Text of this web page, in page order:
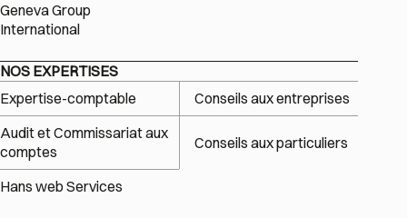
Geneva Group
International
NOS EXPERTISES
Expertise-comptable
Conseils aux entreprises
Audit et Commissariat aux
comptes
Conseils aux particuliers
Hans web Services